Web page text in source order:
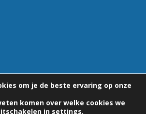
om je de beste ervaring op onze
komen over welke cookies we
in settings.